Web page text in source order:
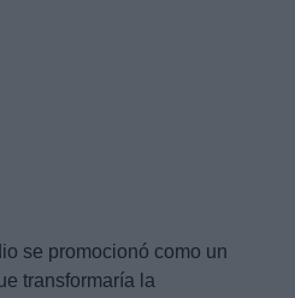
se promocionó como un
transformaría la